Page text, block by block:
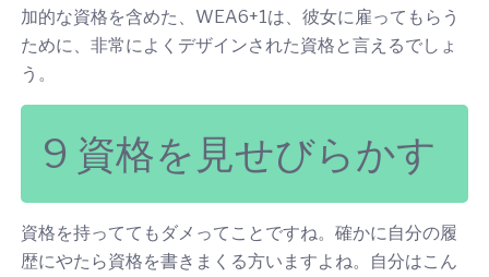
加的な資格を含めた、WEA6+1は、彼女に雇ってもらう
ために、非常によくデザインされた資格と言えるでしょ
う。
9 資格を見せびらかす
資格を持っててもダメってことですね。確かに自分の履
歴にやたら資格を書きまくる方いますよね。自分はこん